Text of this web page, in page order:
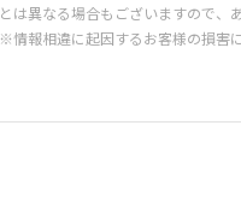
とは異なる場合もございますので、
※情報相違に起因するお客様の損害